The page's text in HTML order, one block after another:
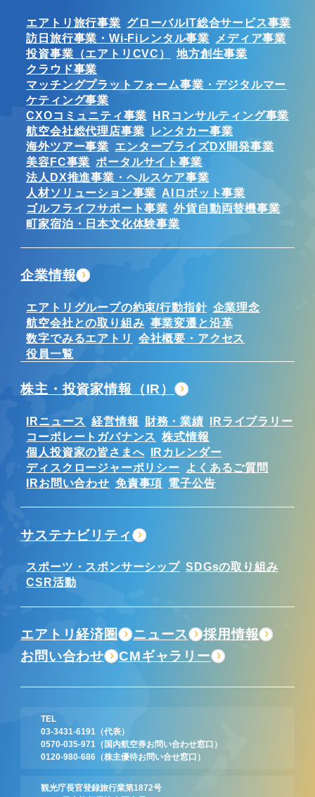
TEL
03-3431-6191
（代表）
0570-035-971
（国内航空券お問い合わせ窓口）
0120-980-686 （株主優待お問い合せ窓口）
観光庁長官登録旅行業第1872号
エアトリ旅行事業 グローバルIT総合サービス事業
訪日旅行事業・Wi-Fiレンタル事業
メディア事業
投資事業（エアトリCVC）
地方創生事業
クラウド事業
マッチングプラットフォーム事業・デジタルマー
ケティング事業
CXOコミュニティ事業 HRコンサルティング事業
航空会社総代理店事業
レンタカー事業
海外ツアー事業 エンタープライズDX開発事業
美容FC事業 ポータルサイト事業
法人DX推進事業・ヘルスケア事業
人材ソリューション事業 AIロボット事業
ゴルフライフサポート事業 外貨自動両替機事業
町家宿泊・日本文化体験事業
企業情報
エアトリグループの約束/行動指針 企業理念
航空会社との取り組み 事業変遷と沿革
数字でみるエアトリ
会社概要・アクセス
役員一覧
株主・投資家情報（IR）
IRニュース 経営情報 財務・業績 IRライブラリー
コーポレートガバナンス 株式情報
個人投資家の皆さまへ IRカレンダー
ディスクロージャーポリシー
よくあるご質問
IRお問い合わせ 免責事項 電子公告
サステナビリティ
スポーツ・スポンサーシップ SDGsの取り組み
CSR活動
エアトリ経済圏 ニュース
採用情報
お問い合わせ
CMギャラリー